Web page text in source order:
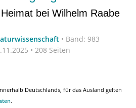
bei Wilhelm Raabe
• Band: 983
• 208 Seiten
Deutschlands, für das Ausland gelten
.